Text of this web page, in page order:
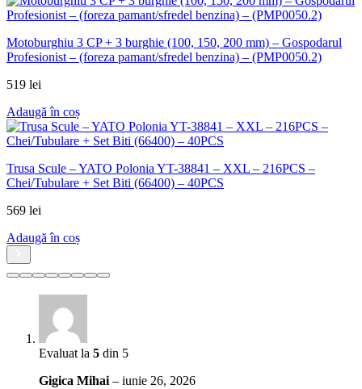
Evaluat la 5 din 5
Gigica Mihai – iunie 26, 2026